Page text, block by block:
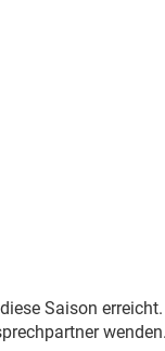
Saison erreicht.
wenden.